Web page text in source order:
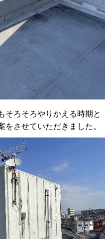
そろそろやりかえる時期と
させていただきました。